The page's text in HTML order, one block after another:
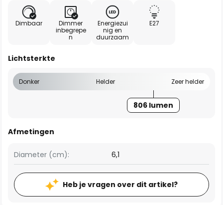
Dimbaar
Dimmer
inbegrepe
n
Energiezui
nig en
duurzaam
E27
Lichtsterkte
Donker Helder Zeer helder
806 lumen
Afmetingen
Diameter (cm): 6,1
Heb je vragen over dit artikel?